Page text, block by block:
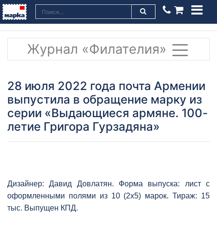
Журнал «Филателия»
28 июля 2022 года почта Армении
выпустила в обращение марку из
серии «Выдающиеся армяне. 100-
летие Григора Гурзадяна»
Дизайнер: Давид Довлатян. Форма выпуска: лист с
оформленными полями из 10 (2х5) марок. Тираж: 15
тыс. Выпущен КПД.